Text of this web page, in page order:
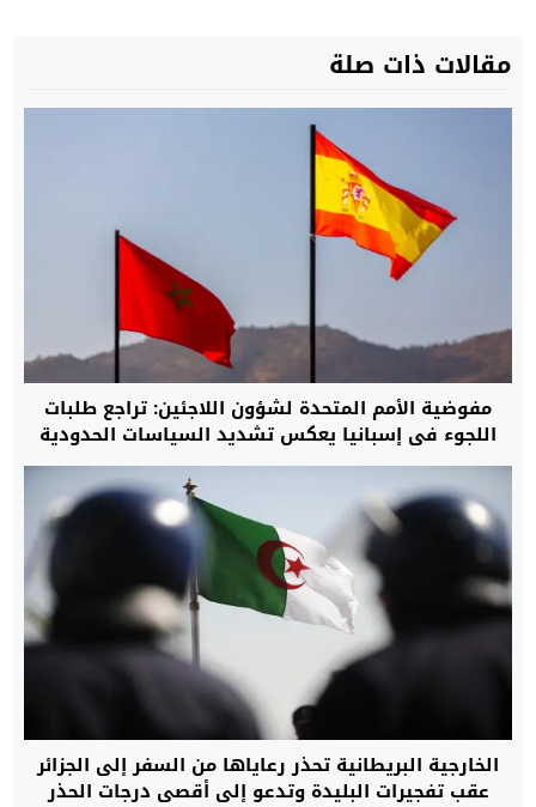
مقالات ذات صلة
مفوضية الأمم المتحدة لشؤون اللاجئين: تراجع طلبات
اللجوء في إسبانيا يعكس تشديد السياسات الحدودية
وتوسيع التعاون مع المغرب
الخارجية البريطانية تحذر رعاياها من السفر إلى الجزائر
عقب تفجيرات البليدة وتدعو إلى أقصى درجات الحذر